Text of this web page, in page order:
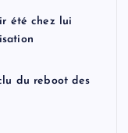
été chez lui
du reboot des